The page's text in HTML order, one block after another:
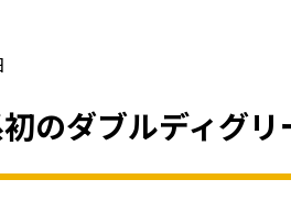
のダブルディグ